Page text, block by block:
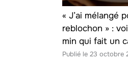
« J’ai mélangé
reblochon » :
min qui fait un
23 octobre